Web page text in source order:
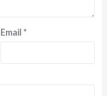
Email*